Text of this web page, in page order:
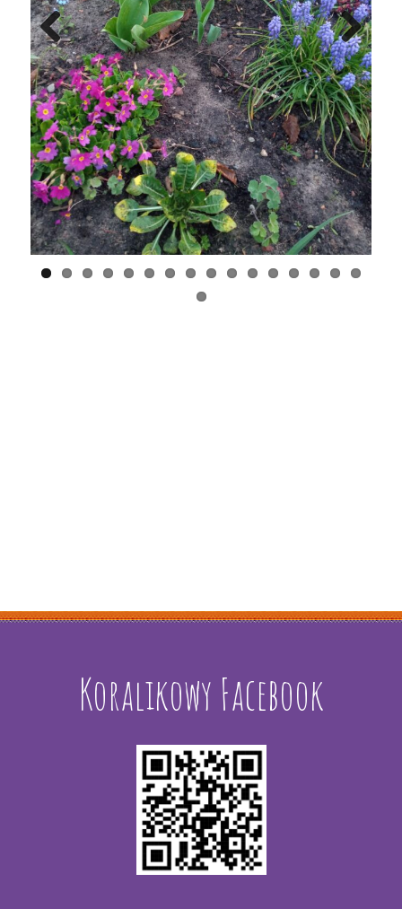
Previous Next
Koralikowy Facebook